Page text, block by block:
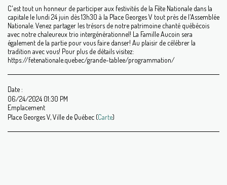
C'est tout un honneur de participer aux festivités de la Fête Nationale dans la
capitale le lundi 24 juin dès 13h30 à la Place Georges V tout près de l'Assemblée
Nationale. Venez partager les trésors de notre patrimoine chanté québécois
avec notre chaleureux trio intergénérationnel! La Famille Aucoin sera
également de la partie pour vous faire danser! Au plaisir de célébrer la
tradition avec vous! Pour plus de détails visitez:
https://fetenationale.quebec/grande-tablee/programmation/
Date :
06/24/2024 01:30 PM
Emplacement
Place Georges V, Ville de Québec (Carte)